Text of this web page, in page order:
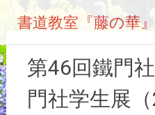
テ
ン
ツ
へ
ス
書道教室『藤の華』
第46回鐵門
門社学生展（